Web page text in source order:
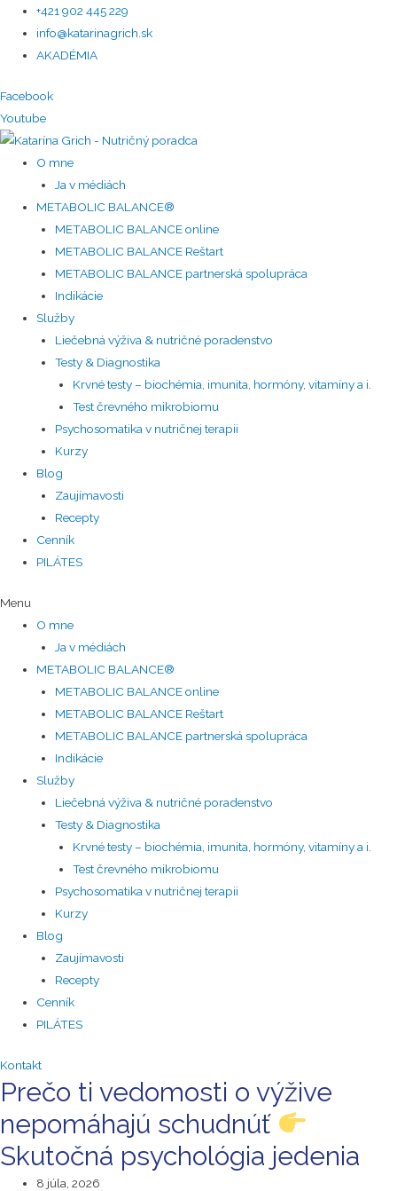
+421 902 445 229
info@katarinagrich.sk
AKADÉMIA
Facebook
Youtube
O mne
Ja v médiách
METABOLIC BALANCE®
METABOLIC BALANCE online
METABOLIC BALANCE Reštart
METABOLIC BALANCE partnerská spolupráca
Indikácie
Služby
Liečebná výživa & nutričné poradenstvo
Testy & Diagnostika
Krvné testy – biochémia, imunita, hormóny, vitamíny a i.
Test črevného mikrobiomu
Psychosomatika v nutričnej terapii
Kurzy
Blog
Zaujímavosti
Recepty
Cenník
PILÁTES
Menu
O mne
Ja v médiách
METABOLIC BALANCE®
METABOLIC BALANCE online
METABOLIC BALANCE Reštart
METABOLIC BALANCE partnerská spolupráca
Indikácie
Služby
Liečebná výživa & nutričné poradenstvo
Testy & Diagnostika
Krvné testy – biochémia, imunita, hormóny, vitamíny a i.
Test črevného mikrobiomu
Psychosomatika v nutričnej terapii
Kurzy
Blog
Zaujímavosti
Recepty
Cenník
PILÁTES
Kontakt
Prečo ti vedomosti o výžive
nepomáhajú schudnúť
Skutočná psychológia jedenia
8 júla, 2026